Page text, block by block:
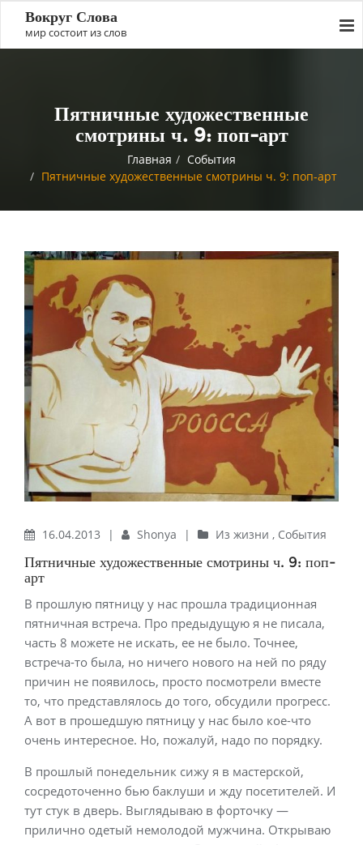
Вокруг Слова
мир состоит из слов
Пятничные художественные
смотрины ч. 9: поп-арт
Главная
События
Пятничные художественные смотрины ч. 9: поп-арт
16.04.2013 | Shonya | Из жизни , События
Пятничные художественные смотрины ч. 9: поп-
арт
В прошлую пятницу у нас прошла традиционная
пятничная встреча. Про предыдущую я не писала,
часть 8 можете не искать, ее не было. Точнее,
встреча-то была, но ничего нового на ней по ряду
причин не появилось, просто посмотрели вместе
то, что представлялось до того, обсудили прогресс.
А вот в прошедшую пятницу у нас было кое-что
очень интересное. Но, пожалуй, надо по порядку.
В прошлый понедельник сижу я в мастерской,
сосредоточенно бью баклуши и жду посетителей. И
тут стук в дверь. Выглядываю в форточку —
прилично одетый немолодой мужчина. Открываю